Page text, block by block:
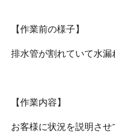
【作業前の様子】
排水管が割れていて水漏
【作業内容】
お客様に状況を説明さ